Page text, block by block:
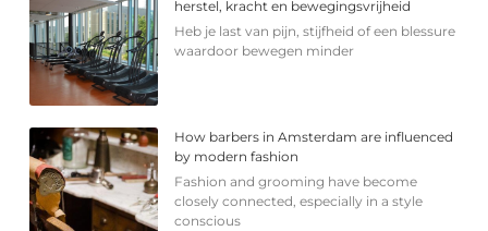
herstel, kracht en bewegingsvrijheid
Heb je last van pijn, stijfheid of een blessure
waardoor bewegen minder
How barbers in Amsterdam are influenced
by modern fashion
Fashion and grooming have become
closely connected, especially in a style
conscious